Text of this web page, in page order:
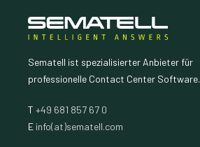
Sematell ist spezialisierter Anbieter für
professionelle Contact Center Software.
T +49 681 857 67 0
E info(at)sematell.com